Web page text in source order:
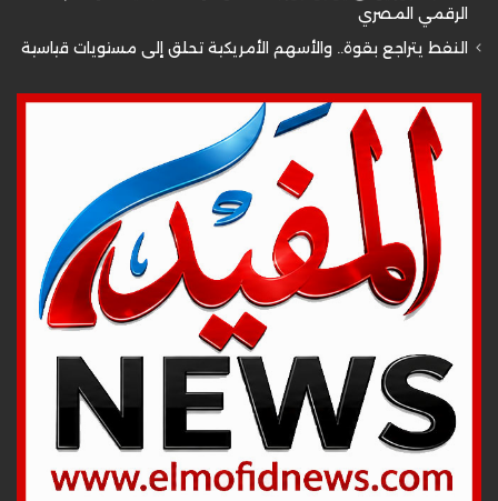
الرقمي المصري
النفط يتراجع بقوة.. والأسهم الأمريكية تحلق إلى مستويات قياسية